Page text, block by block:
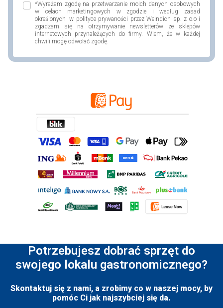
*Wyrażam zgodę na przetwarzanie moich danych osobowych
w celach marketingowych w zgodzie i według zasad
określonych w polityce prywaności przez Weindich sp. z o.o i
zgadzam się na otrzymywanie newsletterów ze sklepów
internetowych przynależących do firmy. Wiem, że w każdej
chwili mogę odwołać zgodę.
Potrzebujesz dobrać sprzęt do
swojego lokalu gastronomicznego?
Skontaktuj się z nami, a zrobimy co w naszej mocy, by
pomóc Ci jak najszybciej się da.